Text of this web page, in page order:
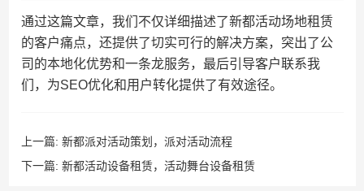
通过这篇文章，我们不仅详细描述了新都活动场地租赁
的客户痛点，还提供了切实可行的解决方案，突出了公
司的本地化优势和一条龙服务，最后引导客户联系我
们，为SEO优化和用户转化提供了有效途径。
上一篇: 新都派对活动策划，派对活动流程
下一篇: 新都活动设备租赁，活动舞台设备租赁